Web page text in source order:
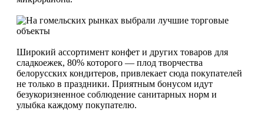
Широкий ассортимент конфет и других товаров для
сладкоежек, 80% которого — плод творчества
белорусских кондитеров, привлекает сюда покупателей
не только в праздники. Приятным бонусом идут
безукоризненное соблюдение санитарных норм и
улыбка каждому покупателю.